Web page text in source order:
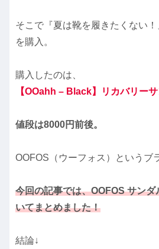
そこで『夏は靴を履きたくない
を購入。
購入したのは、
【OOahh – Black】リカバリーサ
値段は8000円前後。
OOFOS（ウーフォス）というブ
今回の記事では、OOFOSサンダ
いてまとめました！
結論↓